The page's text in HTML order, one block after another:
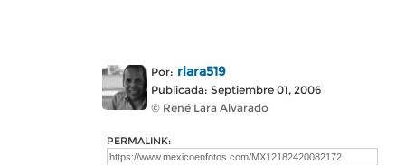
Por: rlara519
Publicada: Septiembre 01, 2006
© René Lara Alvarado
PERMALINK: